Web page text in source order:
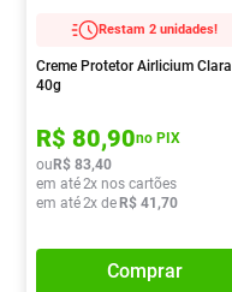
Restam 2 unidades!
Creme Protetor Airlicium Clara
40g
R$ 80,90no PIX
ouR$ 83,40
em até2x nos cartões
em até2x deR$ 41 ,70
Comprar